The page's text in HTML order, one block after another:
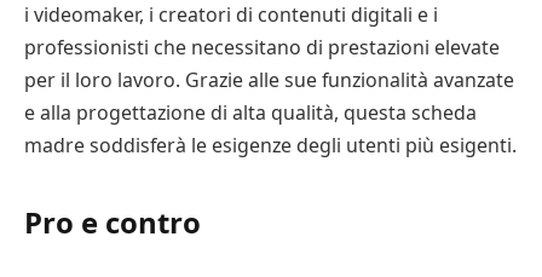
i videomaker, i creatori di contenuti digitali e i
professionisti che necessitano di prestazioni elevate
per il loro lavoro. Grazie alle sue funzionalità avanzate
e alla progettazione di alta qualità, questa scheda
madre soddisferà le esigenze degli utenti più esigenti.
Pro e contro